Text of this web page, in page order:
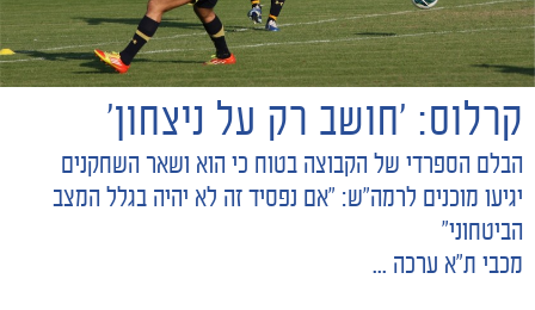
חדשות
קרלוס: 'חושב רק על ניצחון'
הבלם הספרדי של הקבוצה בטוח כי הוא ושאר השחקנים
יגיעו מוכנים לרמה"ש: "אם נפסיד זה לא יהיה בגלל המצב
הביטחוני"
מכבי ת"א ערכה ...